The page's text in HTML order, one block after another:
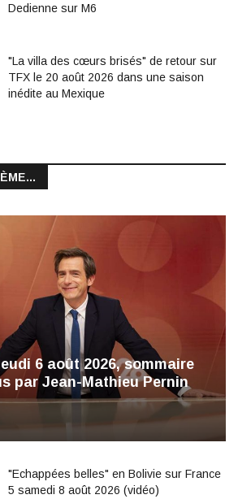
Dedienne sur M6
"La villa des cœurs brisés" de retour sur
TFX le 20 août 2026 dans une saison
inédite au Mexique
6 août 2026, sommaire
par Jean-Mathieu Pernin
"Echappées belles" en Bolivie sur France
5 samedi 8 août 2026 (vidéo)